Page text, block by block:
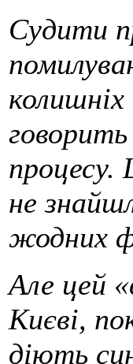
Судити
процесу.
не
жодних
Але цей
Києві,
діють